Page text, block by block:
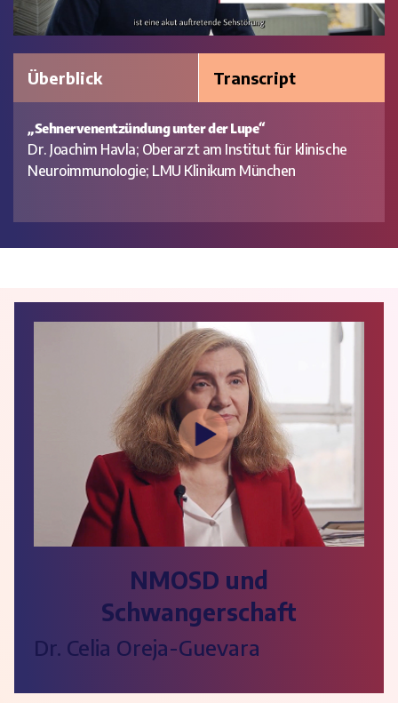
Video
Überblick Transcript
„Sehnervenentzündung unter der Lupe“
Dr. Joachim Havla; Oberarzt am Institut für klinische
Neuroimmunologie; LMU Klinikum München
NMOSD und
Schwangerschaft
Dr. Celia Oreja-Guevara